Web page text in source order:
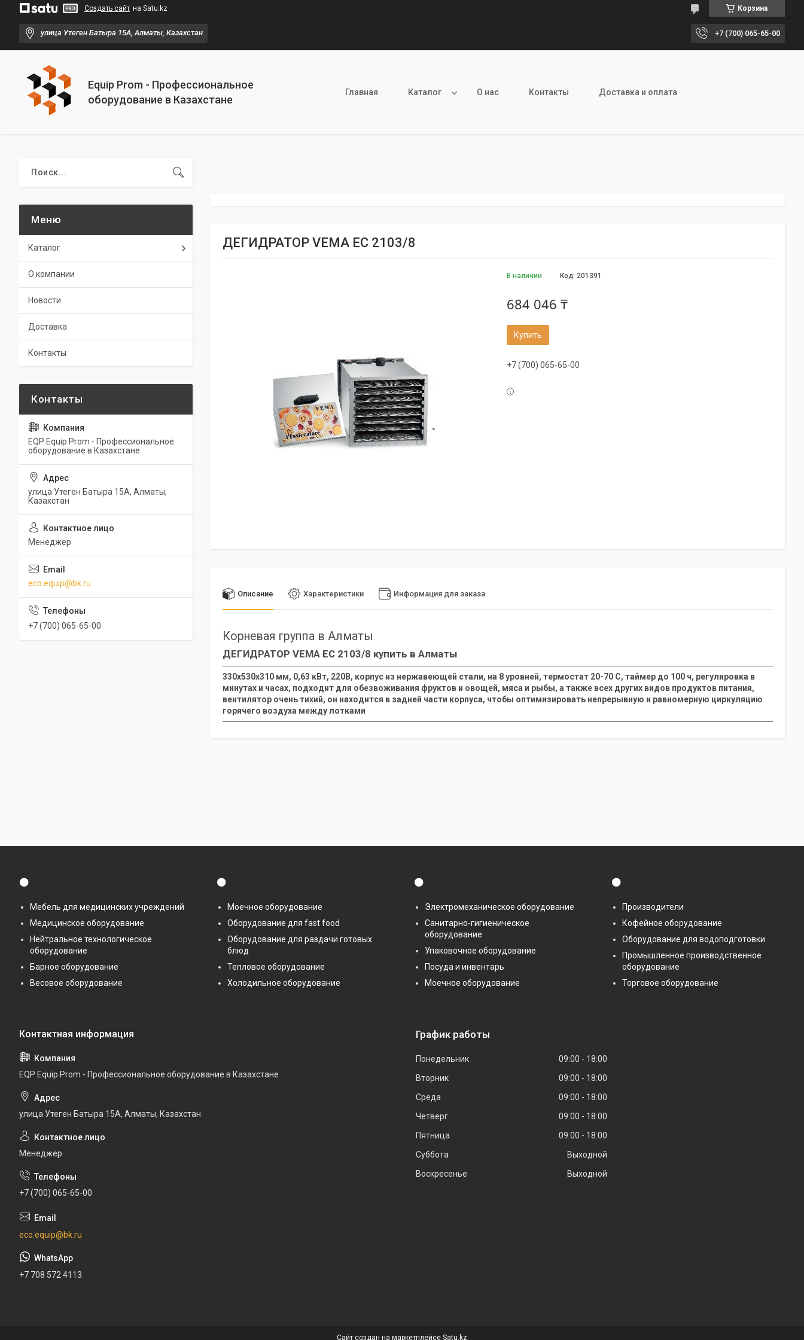
Создать сайт на Satu.kz Корзина
улица Утеген Батыра 15А, Алматы, Казахстан +7 (700) 065-65-00
Equip Prom - Профессиональное
оборудование в Казахстане
Главная Каталог О нас Контакты Доставка и оплата
ДЕГИДРАТОР VEMA EC 2103/8
В наличии Код: 201391
684 046 ₸
Купить
+7 (700) 065-65-00
Описание Характеристики Информация для заказа
Корневая группа в Алматы
ДЕГИДРАТОР VEMA EC 2103/8 купить в Алматы
330х530х310 мм, 0,63 кВт, 220В, корпус из нержавеющей стали, на 8 уровней, термостат 20-70 С, таймер до 100 ч, регулировка в
минутах и часах, подходит для обезвоживания фруктов и овощей, мяса и рыбы, а также всех других видов продуктов питания,
вентилятор очень тихий, он находится в задней части корпуса, чтобы оптимизировать непрерывную и равномерную циркуляцию
горячего воздуха между лотками
Каталог
О компании
Новости
Доставка
Контакты
EQP Equip Prom - Профессиональное
оборудование в Казахстане
улица Утеген Батыра 15А, Алматы,
Казахстан
Менеджер
eco.equip@bk.ru
+7 (700) 065-65-00
⚫
Мебель для медицинских учреждений
Медицинское оборудование
Нейтральное технологическое
оборудование
Барное оборудование
Весовое оборудование
⚫
Моечное оборудование
Оборудование для fast food
Оборудование для раздачи готовых
блюд
Тепловое оборудование
Холодильное оборудование
⚫
Электромеханическое оборудование
Санитарно-гигиеническое
оборудование
Упаковочное оборудование
Посуда и инвентарь
Моечное оборудование
⚫
Производители
Кофейное оборудование
Оборудование для водоподготовки
Промышленное производственное
оборудование
Торговое оборудование
EQP Equip Prom - Профессиональное оборудование в Казахстане
улица Утеген Батыра 15А, Алматы, Казахстан
Менеджер
+7 (700) 065-65-00
eco.equip@bk.ru
+7 708 572 4113
График работы
Понедельник 09:00
18:00
Вторник
09:00
18:00
Среда
09:00
18:00
Четверг
09:00
18:00
Пятница
09:00
18:00
Суббота
Выходной
Воскресенье
Выходной
Сайт создан на маркетплейсе Satu.kz